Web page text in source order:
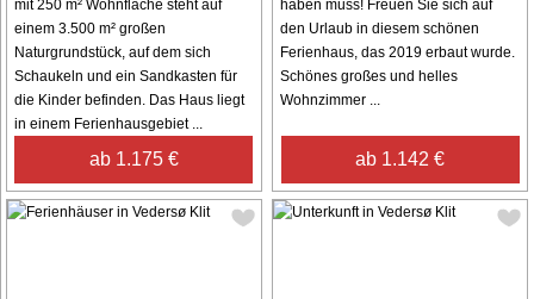
mit 250 m² Wohnfläche steht auf
einem 3.500 m² großen
Naturgrundstück, auf dem sich
Schaukeln und ein Sandkasten für
die Kinder befinden. Das Haus liegt
in einem Ferienhausgebiet ...
ab 1.175 €
haben muss! Freuen Sie sich auf
den Urlaub in diesem schönen
Ferienhaus, das 2019 erbaut wurde.
Schönes großes und helles
Wohnzimmer ...
ab 1.142 €